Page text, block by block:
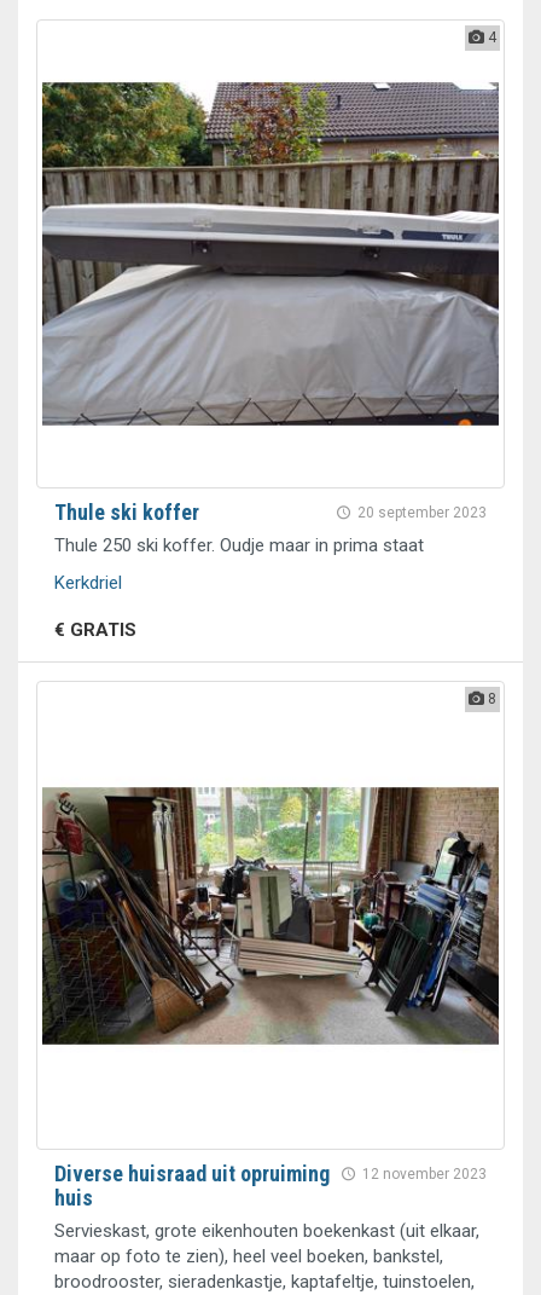
4
20 september 2023
Thule ski koffer
Thule 250 ski koffer. Oudje maar in prima staat
Kerkdriel
€ GRATIS
8
12 november 2023
Diverse huisraad uit opruiming
huis
Servieskast, grote eikenhouten boekenkast (uit elkaar,
maar op foto te zien), heel veel boeken, bankstel,
broodrooster, sieradenkastje, kaptafeltje, tuinstoelen,